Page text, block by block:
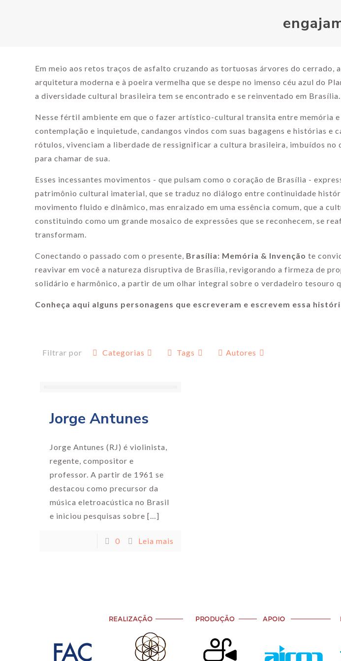
Em meio aos retos traços de asfalto cruzando as tortuosas árvores do cerrado,
arquitetura moderna e à poeira vermelha que se despe no imenso céu azul do
a diversidade cultural brasileira tem se encontrado e se reinventado em Brasília.
Nesse fértil ambiente em que o fazer artístico-cultural transita entre memória
contemplação e inquietude, candangos vindos com suas bagagens e histórias e
rótulos, vivenciam a liberdade de ressignificar a cultura brasileira, imbuídos no
para chamar de sua.
Esses incessantes movimentos - que pulsam como o coração de Brasília -
patrimônio cultural imaterial, que se traduz no diálogo entre continuidade
movimento fluido e dinâmico, mas enraizado em uma essência comum, que a
constituindo como um grande mosaico de expressões que se reconhecem, se
transformam.
Conectando o passado com o presente, Brasília: Memória & Invenção te
reavivar em você a natureza disruptiva de Brasília, revigorando a firmeza de
solidário e harmônico, a partir de um olhar integral sobre o verdadeiro tesouro
Conheça aqui alguns personagens que escreveram e escrevem essa
Filtrar por Categorias Tags Autores
Jorge Antunes
Jorge Antunes (RJ) é violinista,
regente, compositor e
professor. A partir de 1961 se
destacou como precursor da
música eletroacústica no Brasil
e iniciou pesquisas sobre […]
0 Leia mais